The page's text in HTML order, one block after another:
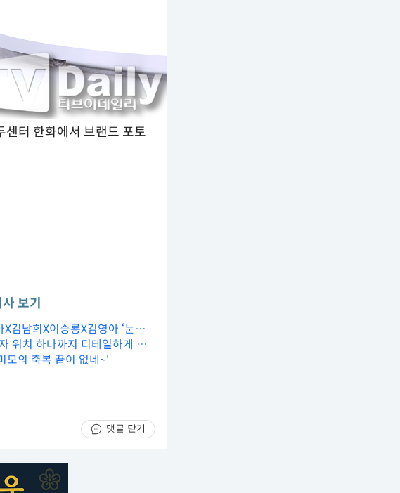
센터 한화에서 브랜드 포토
보기
김남희X이승룡X김영아 ‘눈동
위치 하나까지 디테일하게 깎
모의 축복 끝이 없네~'
댓글 닫기